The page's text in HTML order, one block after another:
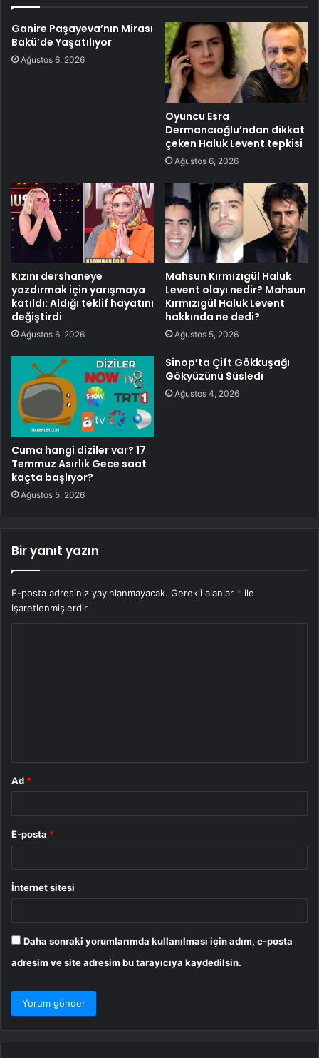
Ganire Paşayeva’nın Mirası
Bakü’de Yaşatılıyor
Ağustos 6, 2026
Oyuncu Esra
Dermancıoğlu’ndan dikkat
çeken Haluk Levent tepkisi
Ağustos 6, 2026
Kızını dershaneye
yazdırmak için yarışmaya
katıldı: Aldığı teklif hayatını
değiştirdi
Ağustos 6, 2026
Mahsun Kırmızıgül Haluk
Levent olayı nedir? Mahsun
Kırmızıgül Haluk Levent
hakkında ne dedi?
Ağustos 5, 2026
Cuma hangi diziler var? 17
Temmuz Asırlık Gece saat
kaçta başlıyor?
Ağustos 5, 2026
Sinop’ta Çift Gökkuşağı
Gökyüzünü Süsledi
Ağustos 4, 2026
Bir yanıt yazın
E-posta adresiniz yayınlanmayacak. Gerekli alanlar * ile
işaretlenmişlerdir
Ad *
E-posta *
İnternet sitesi
Daha sonraki yorumlarımda kullanılması için adım, e-posta
adresim ve site adresim bu tarayıcıya kaydedilsin.